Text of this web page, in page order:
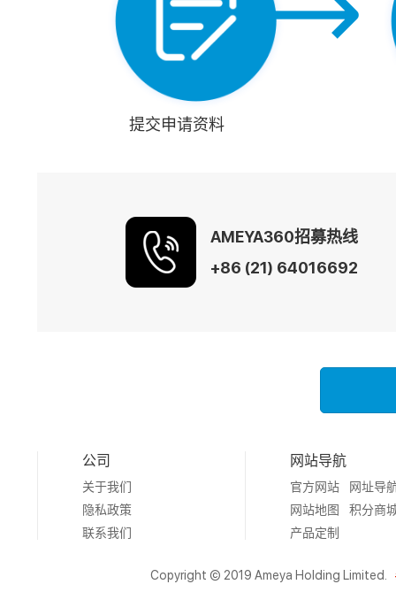
提交申请资料
AMEYA360招募热线
+86 (21) 64016692
公司
关于我们
隐私政策
联系我们
网站导航
官方网站
网址导
网站地图
积分商
产品定制
Copyright © 2019 Ameya Holding Limited.